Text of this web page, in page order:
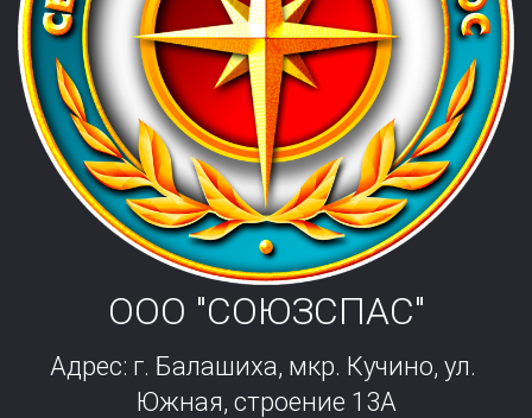
ООО "СОЮЗСПАС"
Адрес: г. Балашиха, мкр. Кучино, ул.
Южная, строение 13А